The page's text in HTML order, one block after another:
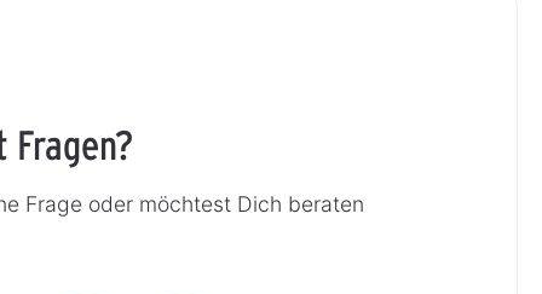
Fragen?
Frage oder möchtest Dich beraten